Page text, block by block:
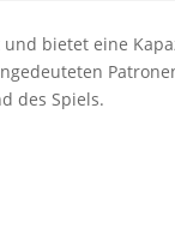
bietet eine
des Spiels.